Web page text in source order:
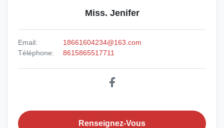
Miss. Jenifer
Email:
18661604234@163.com
Téléphone:
8615865517711
Renseignez-Vous